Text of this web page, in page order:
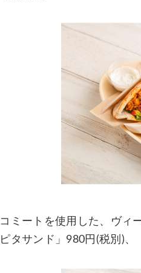
ミートを使用した、ヴィ
タサンド」980円(税別)、